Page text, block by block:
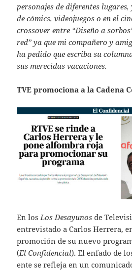
personajes de diferentes lugares,
de cómics, videojuegos o en el
crossover entre “Diseño a
red” ya que mi compañero y
ha pedido que escriba su
sus merecidas vacaciones.
TVE promociona a la Cadena
En losLos Desayunos de
entrevistado a Carlos Herrera,
promoción de su nuevo
(El Confidencial). El enfado de
ente se refleja en un